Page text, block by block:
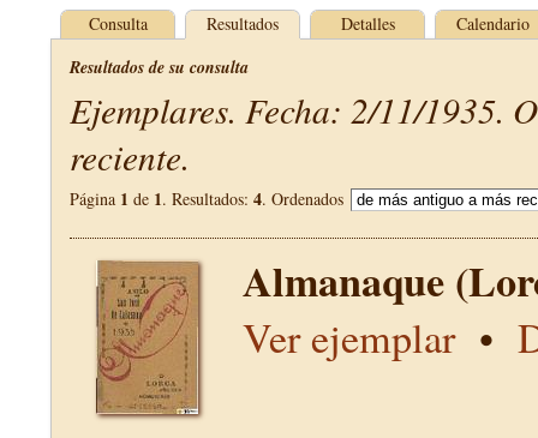
Consulta Resultados Detalles Calendario
Resultados de su consulta
Ejemplares. Fecha: 2/11/1935.
reciente.
Página 1 de 1. Resultados: 4. Ordenados
Almanaque
Ver ejemplar•